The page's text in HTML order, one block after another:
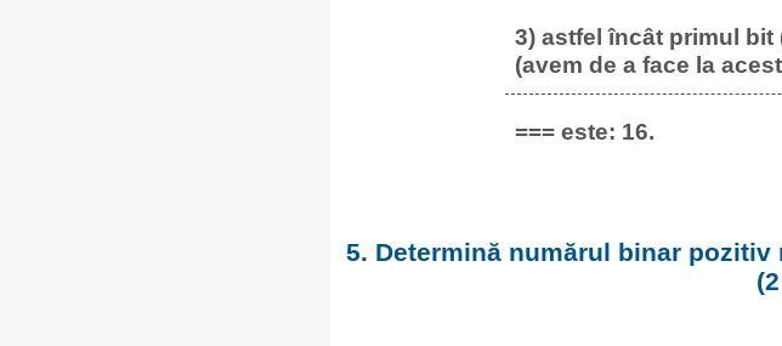
3) astfel încât primul bit
(avem de a face la
=== este: 16.
5. Determină numărul binar